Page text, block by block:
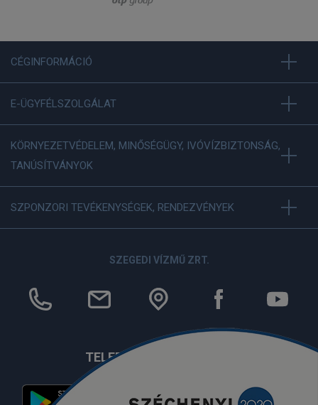
CÉGINFORMÁCIÓ
E-ÜGYFÉLSZOLGÁLAT
KÖRNYEZETVÉDELEM, MINŐSÉGÜGY, IVÓVÍZBIZTONSÁG,
TANÚSÍTVÁNYOK
SZPONZORI TEVÉKENYSÉGEK, RENDEZVÉNYEK
SZEGEDI VÍZMŰ ZRT.
TELEFONOS APPLIKÁCIÓ